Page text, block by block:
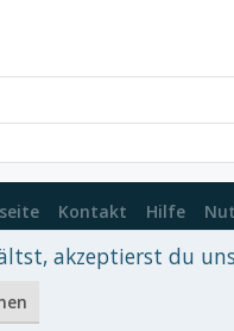
Kontakt Hilfe
akzeptierst du